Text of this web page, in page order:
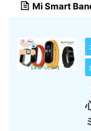
Mi Smart